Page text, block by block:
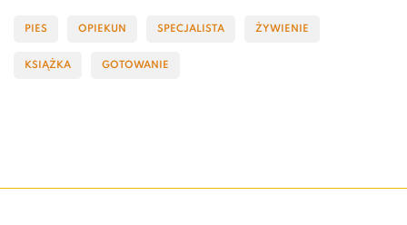
PIES OPIEKUN SPECJALISTA ŻYWIENIE
KSIĄŻKA GOTOWANIE